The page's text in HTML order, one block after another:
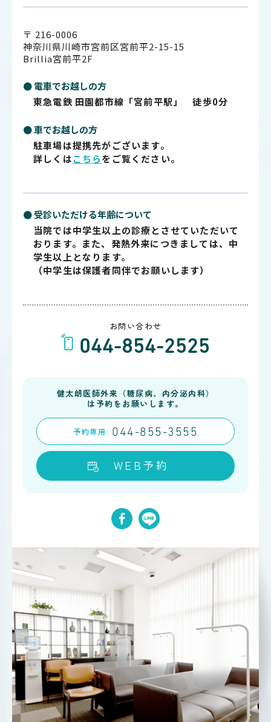
〒 216-0006
神奈川県川崎市宮前区宮前平2-15-15
Brillia宮前平2F
● 電車でお越しの方
東急電鉄 田園都市線「宮前平駅」 徒歩0分
● 車でお越しの方
駐車場は提携先がございます。
詳しくはこちらをご覧ください。
● 受診いただける年齢について
当院では中学生以上の診療とさせていただいて
おります。また、発熱外来につきましては、中
学生以上となります。
（中学生は保護者同伴でお願いします）
お問い合わせ
044-854-2525
健太朗医師外来（糖尿病、内分泌内科）
は予約をお願いします。
予約専用 044-855-3555
WEB予約